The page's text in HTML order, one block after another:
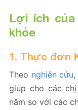
Lợi ích
khỏe
1. Thực đơn
Theo nghiên cứu
giúp cho các
năm so với các